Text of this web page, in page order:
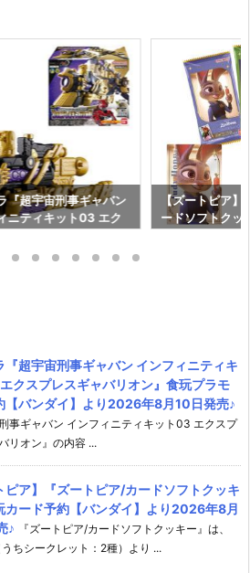
『超宇宙刑事ギャバン
ニティキット03 エク
予約【バンダイ】より
【ズートピア
ードソフトクッ
『超宇宙刑事ギャバン インフィニティキ
クスプレスギャバリオン』食玩プラモ
【バンダイ】より2026年8月10日発売♪
刑事ギャバン インフィニティキット03 エクスプ
リオン』の内容 ...
ピア】『ズートピア/カードソフトクッキ
カード予約【バンダイ】より2026年8月
♪
『ズートピア/カードソフトクッキー』は、
ちシークレット：2種）より ...